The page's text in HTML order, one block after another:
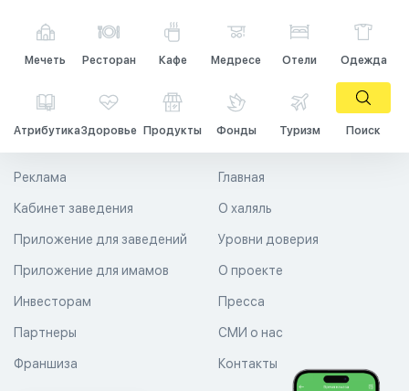
Мечеть Ресторан Кафе Медресе Отели Одежда
АтрибутикаЗдоровье Продукты Фонды Туризм Поиск
Главная
О халяль
Уровни доверия
Реклама
Кабинет заведения
Приложение для заведений
Приложение для имамов О проекте
Пресса
СМИ о нас
Контакты
Инвесторам
Партнеры
Франшиза